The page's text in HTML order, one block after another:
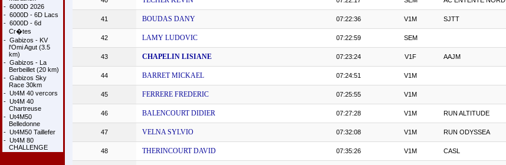
- 6000D 2026
- 6000D - 6D Lacs
- 6000D - 6d
Cr�tes
- Gabizos - KV
l'Omi Agut (3.5
km)
- Gabizos - La
Berbeillet (20 km)
- Gabizos Sky
Race 30km
- Ut4M 40 vercors
- Ut4M 40
Chartreuse
- Ut4M50
Belledonne
- Ut4M50 Taillefer
- Ut4M 80
CHALLENGE
41 BOUDAS DANY 07:22:36 V1M SJTT
42 LAMY LUDOVIC 07:22:59 SEM
43 CHAPELIN LISIANE 07:23:24 V1F AAJM
44 BARRET MICKAEL 07:24:51 V1M
45 FERRERE FREDERIC 07:25:55 V1M
46 BALENCOURT DIDIER 07:27:28 V1M RUN ALTITUDE
47 VELNA SYLVIO 07:32:08 V1M RUN ODYSSEA
48 THERINCOURT DAVID 07:35:26 V1M CASL